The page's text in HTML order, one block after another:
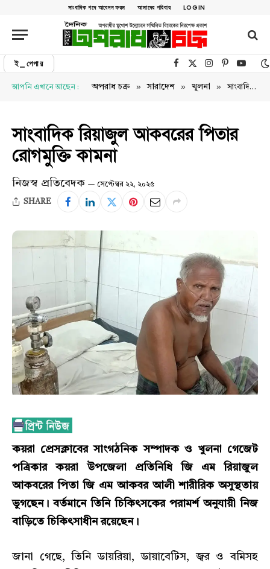
সাংবাদিক পদে আবেদন ফরম আমাদের পরিবার LOGIN
ই_পেপার Facebook
X (Twitter)Instagram
Pinterest
আপনি এখানে আছেন : অপরাধ চক্র » সারাদেশ » খুলনা » সাংবাদিক রিয়াজুল আকবরের পিতার রোগমুক্তি কামনা
সাংবাদিক রিয়াজুল আকবরের পিতার
রোগমুক্তি কামনা
নিজস্ব প্রতিবেদক সেপ্টেম্বর ২২, ২০২৫
SHARE
কয়রা প্রেসক্লাবের সাংগঠনিক সম্পাদক ও খুলনা গেজেট
পত্রিকার কয়রা উপজেলা প্রতিনিধি জি এম রিয়াজুল
আকবরের পিতা জি এম আকবর আলী শারীরিক অসুস্থতায়
ভুগছেন। বর্তমানে তিনি চিকিৎসকের পরামর্শ অনুযায়ী নিজ
বাড়িতে চিকিৎসাধীন রয়েছেন।
জানা গেছে, তিনি ডায়রিয়া, ডায়াবেটিস, জ্বর ও বমিসহ